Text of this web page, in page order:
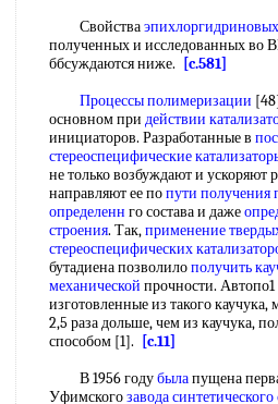
Свойства
полученных и исследованных
ббсуждаются ниже.
[c.581]
Процессы полимеризации
основном при действии
инициаторов. Разработанные в
стереоспецифические
не только возбуждают и ускоряют
направляют ее попути получения
определенн го состава и даже
строения. Так,применение
стереоспецифических
бутадиена позволилополучить
механической прочности.
изготовленные из такого каучука,
2,5 раза дольше, чем из каучука,
способом [1].
[c.11]
В 1956 годубылапущена
Уфимскогозавода